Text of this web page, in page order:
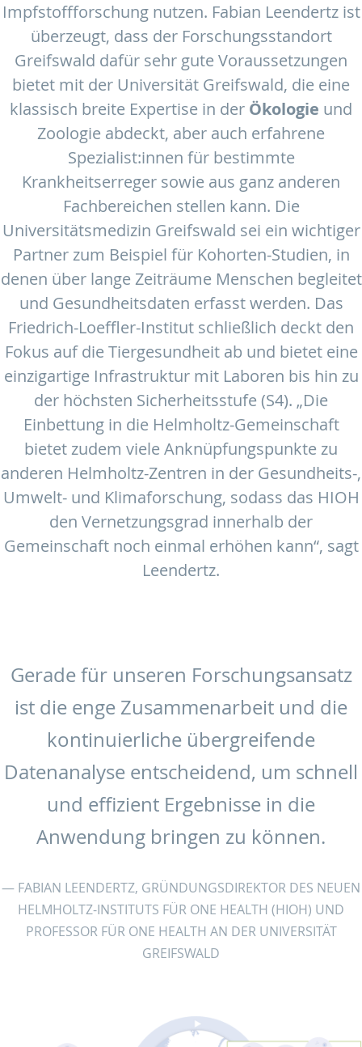
Impfstoffforschung nutzen. Fabian Leendertz ist
überzeugt, dass der Forschungsstandort
Greifswald dafür sehr gute Voraussetzungen
bietet mit der Universität Greifswald, die eine
klassisch breite Expertise in der Ökologie und
Zoologie abdeckt, aber auch erfahrene
Spezialist:innen für bestimmte
Krankheitserreger sowie aus ganz anderen
Fachbereichen stellen kann. Die
Universitätsmedizin Greifswald sei ein wichtiger
Partner zum Beispiel für Kohorten-Studien, in
denen über lange Zeiträume Menschen begleitet
und Gesundheitsdaten erfasst werden. Das
Friedrich-Loeffler-Institut schließlich deckt den
Fokus auf die Tiergesundheit ab und bietet eine
einzigartige Infrastruktur mit Laboren bis hin zu
der höchsten Sicherheitsstufe (S4). „Die
Einbettung in die Helmholtz-Gemeinschaft
bietet zudem viele Anknüpfungspunkte zu
anderen Helmholtz-Zentren in der Gesundheits-,
Umwelt- und Klimaforschung, sodass das HIOH
den Vernetzungsgrad innerhalb der
Gemeinschaft noch einmal erhöhen kann“, sagt
Leendertz.
Gerade für unseren Forschungsansatz
ist die enge Zusammenarbeit und die
kontinuierliche übergreifende
Datenanalyse entscheidend, um schnell
und effizient Ergebnisse in die
Anwendung bringen zu können.
FABIAN LEENDERTZ, GRÜNDUNGSDIREKTOR DES NEUEN
HELMHOLTZ-INSTITUTS FÜR ONE HEALTH (HIOH) UND
PROFESSOR FÜR ONE HEALTH AN DER UNIVERSITÄT
GREIFSWALD